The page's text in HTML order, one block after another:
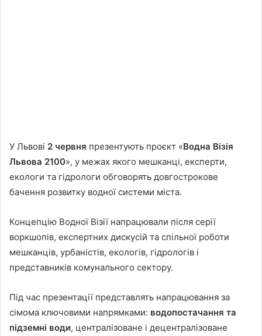
У Львові 2 червня презентують проєкт «Водна Візія
Львова 2100», у межах якого мешканці, експерти,
екологи та гідрологи обговорять довгострокове
бачення розвитку водної системи міста.
Концепцію Водної Візії напрацювали після серії
воркшопів, експертних дискусій та спільної роботи
мешканців, урбаністів, екологів, гідрологів і
представників комунального сектору.
Під час презентації представлять напрацювання за
сімома ключовими напрямками: водопостачання та
підземні води, централізоване і децентралізоване